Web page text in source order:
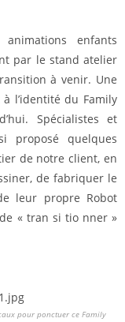
enfants
par le stand atelier
à venir. Une
l’identité du Family
Spécialistes et
proposé quelques
de notre client, en
de fabriquer le
leur propre Robot
« tran si tio nner »
pour ponctuer ce Family